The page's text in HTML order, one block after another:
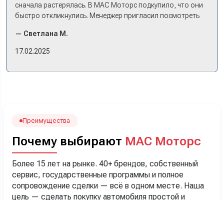
сначала растерялась. В МАС Моторс подкупило, что они
быстро откликнулись. Менеджер пригласил посмотреть
примериться. Нам тут недалеко, пришли в салон - и в тот
же день купили машину! Неожиданно, но довольны! Все
менеджеру Сергею, профессионал своего дела!
— Светлана М.
17.02.2025
Преимущества
Почему выбирают МАС Моторс
Более 15 лет на рынке. 40+ брендов, собственный
сервис, государственные программы и полное
сопровождение сделки — всё в одном месте. Наша
цель — сделать покупку автомобиля простой и